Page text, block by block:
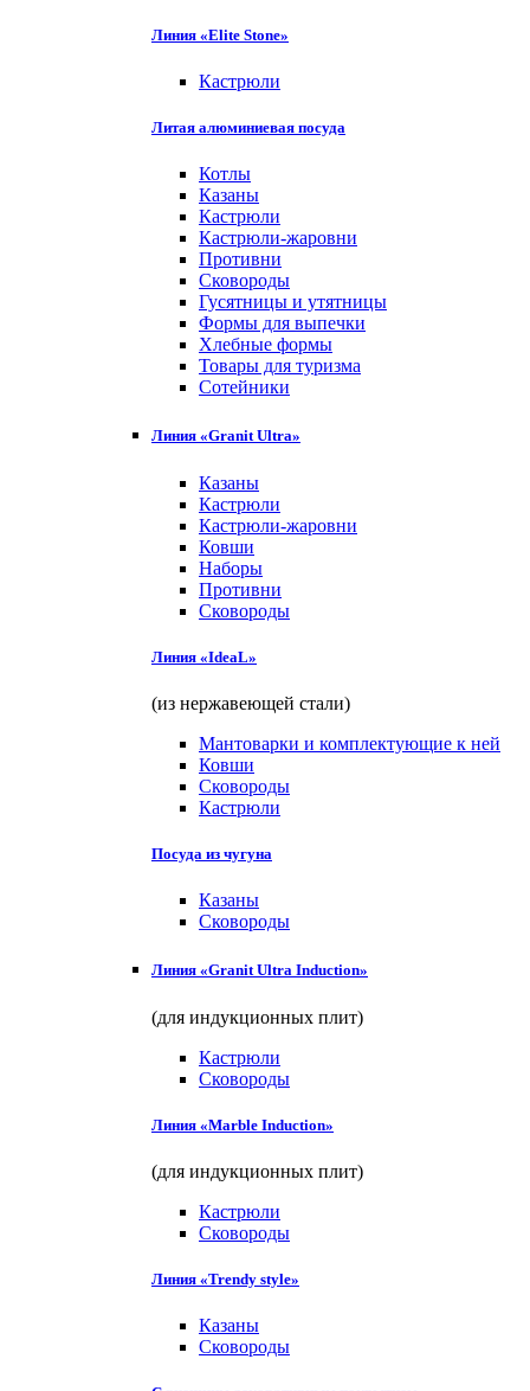
Линия «Elite Stone»
Кастрюли
Литая алюминиевая посуда
Котлы
Казаны
Кастрюли
Кастрюли-жаровни
Противни
Сковороды
Гусятницы и утятницы
Формы для выпечки
Хлебные формы
Товары для туризма
Сотейники
Линия «Granit Ultra»
Казаны
Кастрюли
Кастрюли-жаровни
Ковши
Наборы
Противни
Сковороды
Линия «IdeaL»
(из нержавеющей стали)
Мантоварки и комплектующие к ней
Ковши
Сковороды
Кастрюли
Посуда из чугуна
Казаны
Сковороды
Линия «Granit Ultra Induction»
(для индукционных плит)
Кастрюли
Сковороды
Линия «Marble Induction»
(для индукционных плит)
Кастрюли
Сковороды
Линия «Trendy style»
Казаны
Сковороды